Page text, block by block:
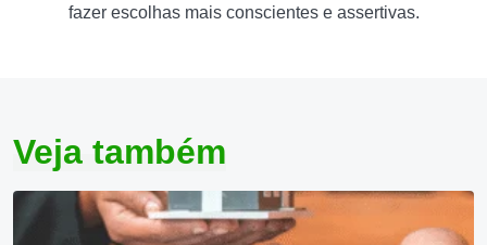
fazer escolhas mais conscientes e assertivas.
Veja também